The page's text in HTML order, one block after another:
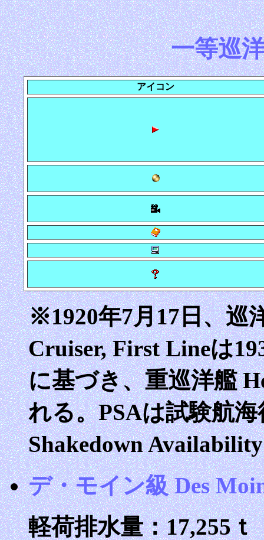
一等巡
アイコン
※1920年7月17日、巡
Cruiser, First Lineは
に基づき、重巡洋艦
れる。PSAは試験航
Shakedown
デ・モイン級 Des
軽荷排水量：17,255